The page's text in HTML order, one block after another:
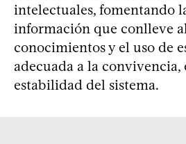
intelectuales, fomentando
información que conlleve
conocimientos y el uso de
adecuada a la convivencia,
estabilidad del sistema.